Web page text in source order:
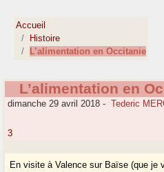
Accueil
Histoire
L’alimentation en Occitanie
L’alimentation en
dimanche 29 avril 2018 - Tederic
3
En visite à Valence sur Baïse (que je